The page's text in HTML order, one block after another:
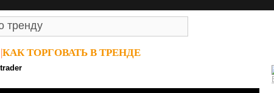
КАК ТОРГОВАТЬ В ТРЕНДЕ